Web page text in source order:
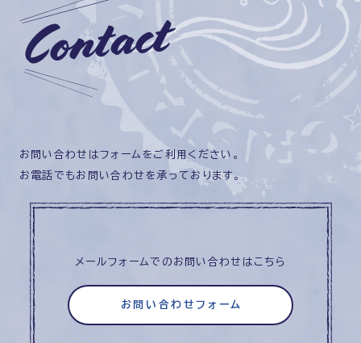
お問い合わせはフォームをご利用ください。
お電話でもお問い合わせを承っております。
メールフォームでのお問い合わせはこちら
お問い合わせフォーム